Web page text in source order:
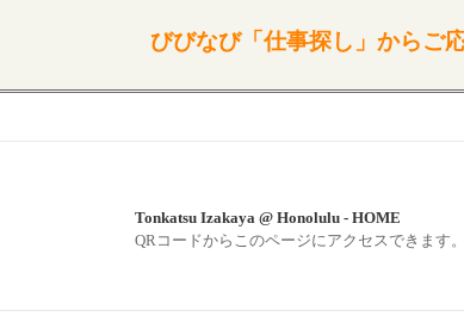
びびなび「仕事探し」からご
Tonkatsu Izakaya @ Honolulu - HOME
QRコードからこのページにアクセスできます。